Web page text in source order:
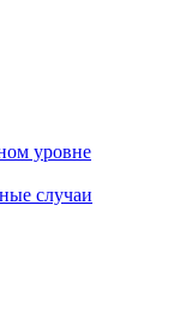
уровне
случаи